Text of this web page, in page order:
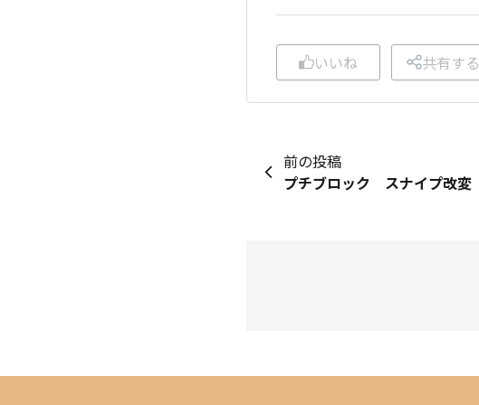
いいね 共有する
前の投稿
プチブロック スナイプ改変